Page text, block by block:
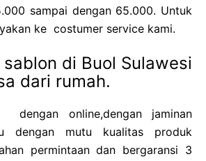
sampai dengan 65.000. Untuk
ke costumer service kami.
sablon di Buol Sulawesi
dari rumah.
dengan online,dengan jaminan
dengan mutu kualitas produk
permintaan dan bergaransi 3